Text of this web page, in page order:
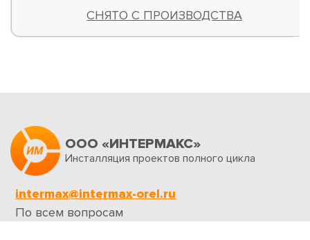
СНЯТО С ПРОИЗВОДСТВА
ООО «ИНТЕРМАКС»
Инсталляция проектов полного цикла
intermax@intermax-orel.ru
По всем вопросам